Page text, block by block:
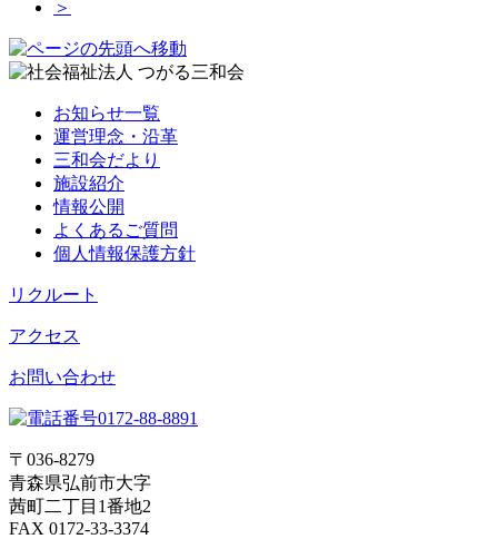
＞
お知らせ一覧
運営理念・沿革
三和会だより
施設紹介
情報公開
よくあるご質問
個人情報保護方針
リクルート
アクセス
お問い合わせ
〒036-8279
青森県弘前市大字
茜町二丁目1番地2
FAX 0172-33-3374